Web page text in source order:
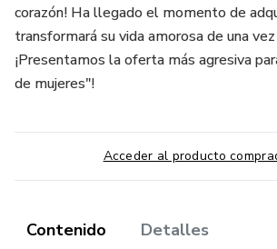
corazón! Ha llegado el momento de
transformará su vida amorosa de una
¡Presentamos la oferta más agresiva
de mujeres"!
Acceder al producto
Contenido Detalles